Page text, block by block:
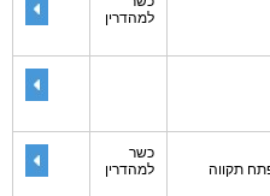
למהדרין
כשר
למהדרין